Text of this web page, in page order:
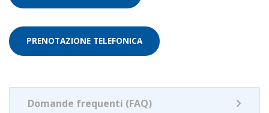
PRENOTAZIONE TELEFONICA
Domande frequenti (FAQ)